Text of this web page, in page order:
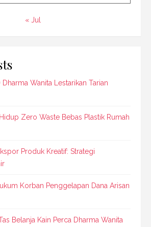
« Jul
Dharma Wanita Lestarikan Tarian
Zero Waste Bebas Plastik Rumah
Produk Kreatif: Strategi
Korban Penggelapan Dana Arisan
Belanja Kain Perca Dharma Wanita